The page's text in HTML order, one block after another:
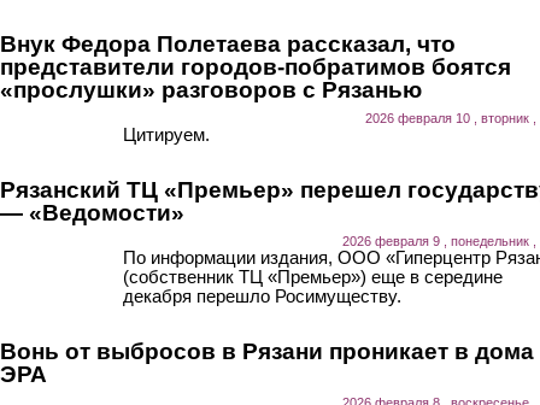
Внук Федора Полетаева рассказал, что
представители городов-побратимов боятся
«прослушки» разговоров с Рязанью
2026 февраля 10 , вторник ,
Цитируем.
Рязанский ТЦ «Премьер» перешел
— «Ведомости»
2026 февраля 9 , понедельник ,
По информации издания, ООО «Гиперцентр
(собственник ТЦ «Премьер») еще в середине
декабря перешло Росимуществу.
Вонь от выбросов в Рязани проникает в
ЭРА